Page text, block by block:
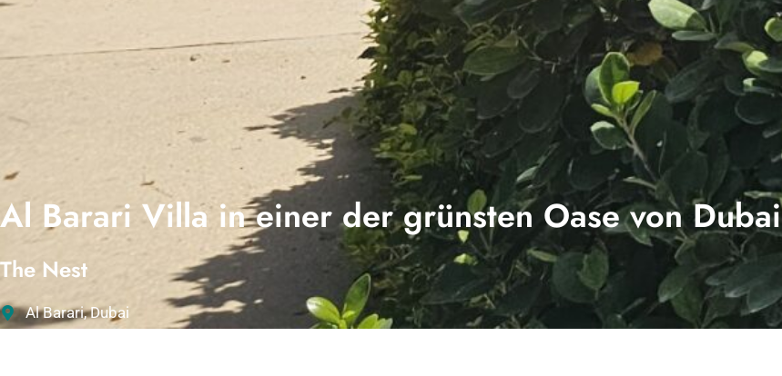
Al Barari Villa in einer der grünsten Oase von Dubai
The Nest
Al Barari, Dubai